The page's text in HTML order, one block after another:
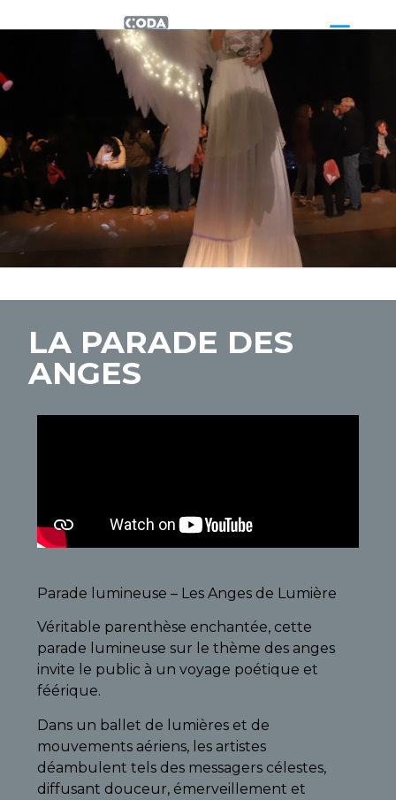
LA PARADE DES
ANGES
Parade lumineuse – Les Anges de Lumière
Véritable parenthèse enchantée, cette
parade lumineuse sur le thème des anges
invite le public à un voyage poétique et
féérique.
Dans un ballet de lumières et de
mouvements aériens, les artistes
déambulent tels des messagers célestes,
diffusant douceur, émerveillement et